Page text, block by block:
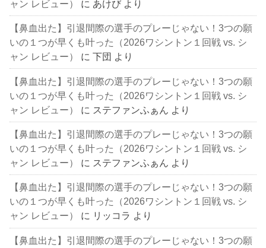
ャン レビュー）
に あけび より
【鼻血出た】引退間際の選手のプレーじゃない！3つの願
いの１つが早くも叶った（2026ワシントン１回戦 vs. シ
ャン レビュー）
に下団 より
【鼻血出た】引退間際の選手のプレーじゃない！3つの願
いの１つが早くも叶った（2026ワシントン１回戦 vs. シ
ャン レビュー）
に ステファンふぁん より
【鼻血出た】引退間際の選手のプレーじゃない！3つの願
いの１つが早くも叶った（2026ワシントン１回戦 vs. シ
ャン レビュー）
に ステファンふぁん より
【鼻血出た】引退間際の選手のプレーじゃない！3つの願
いの１つが早くも叶った（2026ワシントン１回戦 vs. シ
ャン レビュー）
に リッコラ より
【鼻血出た】引退間際の選手のプレーじゃない！3つの願